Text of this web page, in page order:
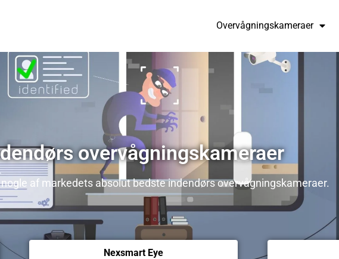
Overvågningskameraer
overvågningskameraer
af markedets absolut bedste indendørs overvågningskameraer.
Nexsmart Eye